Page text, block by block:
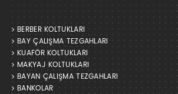
BERBER KOLTUKLARI
BAY ÇALIŞMA TEZGAHLARI
KUAFÖR KOLTUKLARI
MAKYAJ KOLTUKLARI
BAYAN ÇALIŞMA TEZGAHLARI
BANKOLAR